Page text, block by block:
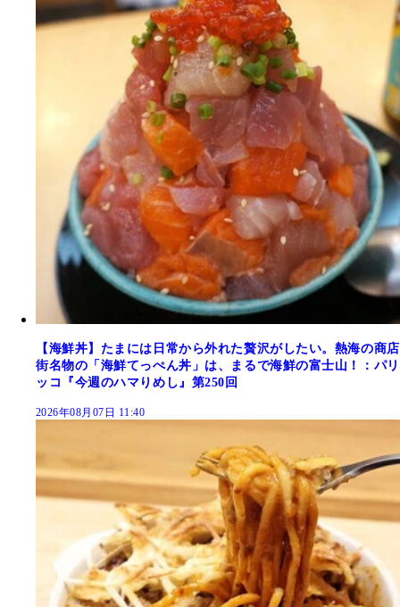
【海鮮丼】たまには日常から外れた贅沢がしたい。熱海の商店
街名物の「海鮮てっぺん丼」は、まるで海鮮の富士山！：パリ
ッコ『今週のハマりめし』第250回
2026年08月07日 11:40